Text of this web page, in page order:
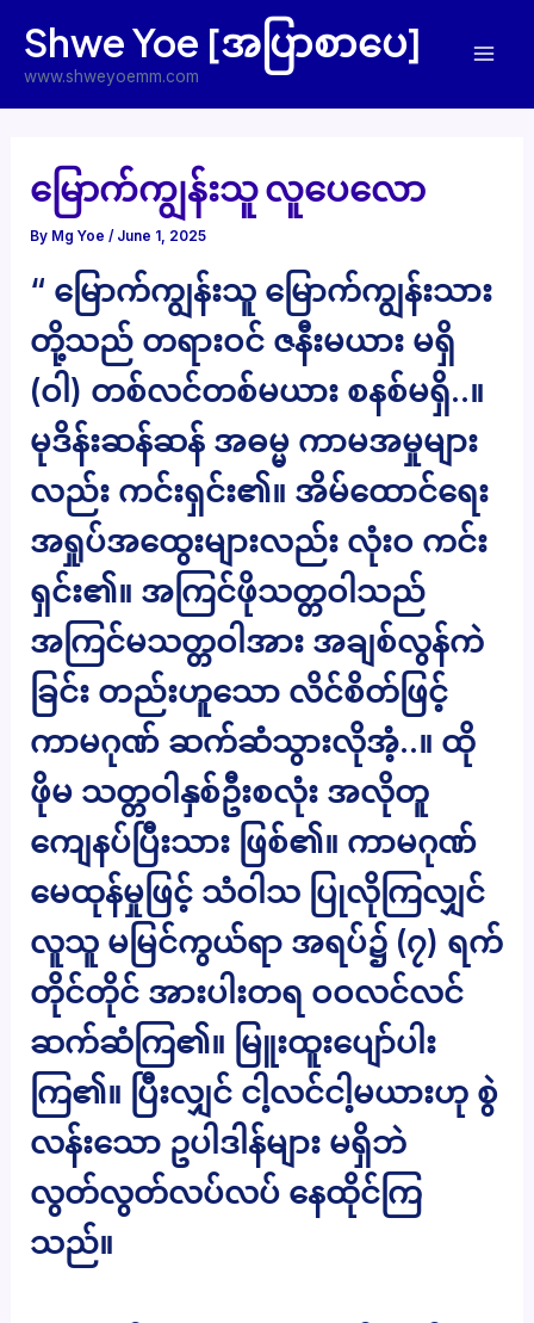
content
Shwe Yoe [အပြာစာပေ]
www.shweyoemm.com
မြောက်ကျွန်းသူ လူပေလော
By Mg Yoe/ June 1, 2025
“ မြောက်ကျွန်းသူ မြောက်ကျွန်းသား
တို့သည် တရားဝင် ဇနီးမယား မရှိ
(ဝါ) တစ်လင်တစ်မယား စနစ်မရှိ..။
မုဒိန်းဆန်ဆန် အဓမ္မ ကာမအမှုများ
လည်း ကင်းရှင်း၏။ အိမ်ထောင်ရေး
အရှုပ်အထွေးများလည်း လုံးဝ ကင်း
ရှင်း၏။ အကြင်ဖိုသတ္တဝါသည်
အကြင်မသတ္တဝါအား အချစ်လွန်ကဲ
ခြင်း တည်းဟူသော လိင်စိတ်ဖြင့်
ကာမဂုဏ် ဆက်ဆံသွားလိုအံ့..။ ထို
ဖိုမ သတ္တဝါနှစ်ဦးစလုံး အလိုတူ
ကျေနပ်ပြီးသား ဖြစ်၏။ ကာမဂုဏ်
မေထုန်မှုဖြင့် သံဝါသ ပြုလိုကြလျှင်
လူသူ မမြင်ကွယ်ရာ အရပ်၌ (၇) ရက်
တိုင်တိုင် အားပါးတရ ဝဝလင်လင်
ဆက်ဆံကြ၏။ မြူးထူးပျော်ပါး
ကြ၏။ ပြီးလျှင် ငါ့လင်ငါ့မယားဟု စွဲ
လန်းသော ဥပါဒါန်များ မရှိဘဲ
လွတ်လွတ်လပ်လပ် နေထိုင်ကြ
သည်။